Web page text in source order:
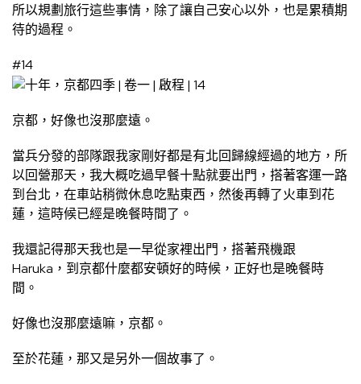
所以規劃旅行這些事情，除了讓自己安心以外，也是累積期
待的過程。
#14
京都，好像也沒那麼遠。
當兵分發的部隊跟我家剛好都是有北回歸線經過的地方，所
以回營那天，我大概吃過早餐十點就要出門，搭著客運一路
到台北，在車站稍微休息吃點東西，然後再轉了火車到花
蓮，這時候已經是晚餐時間了。
我還記得那天我也是一早從家裡出門，搭著飛機跟
Haruka，到京都什麼都安頓好的時候，正好也是晚餐時
間。
好像也沒那麼遠嘛，京都。
至於花蓮，那又是另外一個故事了。